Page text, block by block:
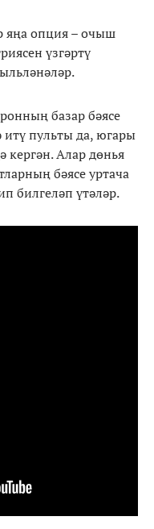
яңа опция – очыш
үзгәртү
базар бәясе
итү пульты да, югары
кергән. Алар дөнья
бәясе уртача
билгеләп үтәләр.